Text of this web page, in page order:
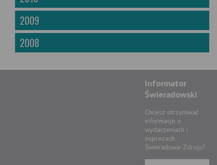
2009
2008
Informator
Świeradowski
Chcesz otrzymwać
informacje o
wydarzeniach i
imprezach
Świeradowa-Zdroju?